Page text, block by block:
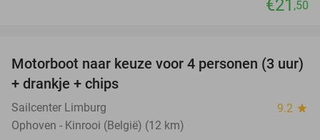
€21 ,50
31%
Motorboot naar keuze voor 4 personen (3 uur)
+ drankje + chips
Sailcenter Limburg 9.2 star
Ophoven - Kinrooi (België) (12 km)